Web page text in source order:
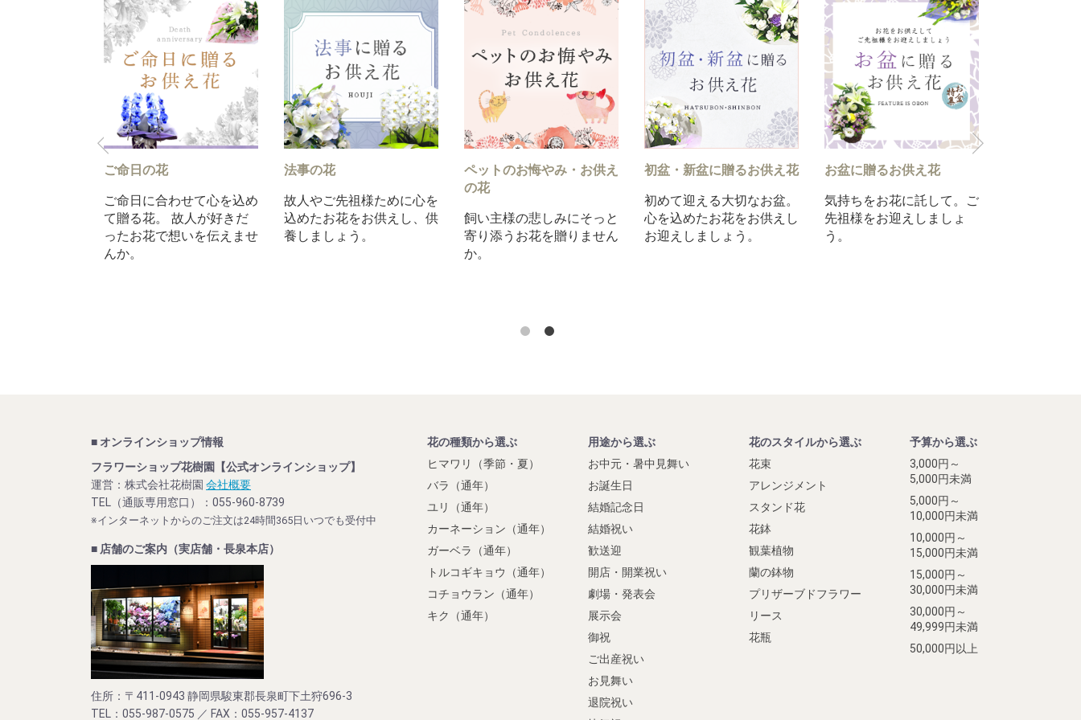
ペットのお悔やみ・お供え
飼い主様の悲しみにそっと
寄り添うお花を贈りません
か。
初盆・新盆に贈るお供え花
初めて迎える大切なお盆。
心を込めたお花をお供えし
お迎えしましょう。
お盆に贈るお供え花
気持ちをお花に託して。ご
先祖様をお迎えしましょ
う。
《お急ぎの方へ》翌日配達
御祝系～お悔やみ系まで
「15時迄」のご注文です
お供え・お悔やみの花
哀悼の気持ちをお花に込め
て手向けませんか
■ オンラインショップ情報
フラワーショップ花樹園【公式オンラインショップ】
運営：株式会社花樹園 会社概要
TEL（通販専用窓口）：055-960-8739
※インターネットからのご注文は24時間365日いつでも受付中
■ 店舗のご案内（実店舗・長泉本店）
住所：〒411-0943 静岡県駿東郡長泉町下土狩696-3
TEL：055-987-0575 ／ FAX：055-957-4137
花の種類から選ぶ
ヒマワリ（季節・夏）
バラ（通年）
ユリ（通年）
カーネーション（通年）
ガーベラ（通年）
トルコギキョウ（通年）
コチョウラン（通年）
キク（通年）
用途から選ぶ
お中元・暑中見舞い
お誕生日
結婚記念日
結婚祝い
歓送迎
開店・開業祝い
劇場・発表会
展示会
御祝
ご出産祝い
お見舞い
退院祝い
花のスタイルから選ぶ
花束
アレンジメント
スタンド花
花鉢
観葉植物
蘭の鉢物
プリザーブドフラワー
リース
花瓶
予算から選ぶ
3,000円～
5,000円未満
5,000円～
10,000円未満
10,000円～
15,000円未満
15,000円～
30,000円未満
30,000円～
49,999円未満
50,000円以上